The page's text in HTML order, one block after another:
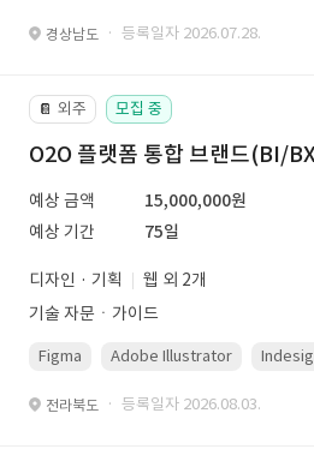
경상남도 · 등록일자 2026.07.28.
📔 외주 모집 중
O2O 플랫폼 통합 브랜드(BI/
예상 금액
15,000,000원
예상 기간
75일
디자인 · 기획
웹 외 2개
기술 자문ㆍ가이드
Figma Adobe Illustrator
전라북도 · 등록일자 2026.08.03.